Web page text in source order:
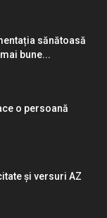
sănătoasă
bune...
o persoană
și versuri AZ